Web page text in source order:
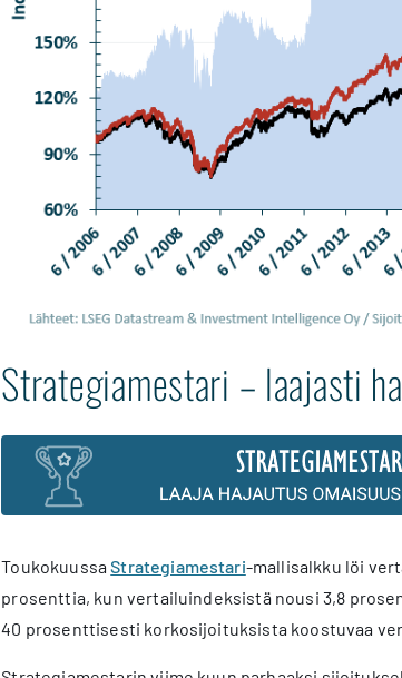
Strategiamestari – laajasti
ToukokuussaStrategiamestari-mallisalkku löi
prosenttia, kun vertailuindeksistä nousi 3,8
40 prosenttisesti korkosijoituksista koostuvaa